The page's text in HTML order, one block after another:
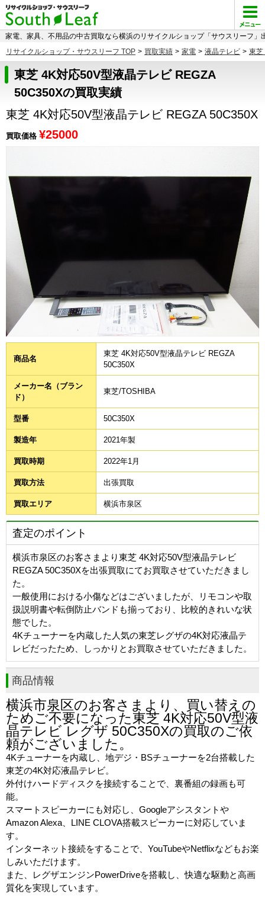
家電、家具、不用品の中古買取なら横浜のリサイクルショップ「サウスリーフ」
リサイクルショップ・サウスリーフ TOP > 買取実績 > 家電 > 液晶テレビ > 東芝
東芝 4K対応50V型液晶テレビ REGZA
50C350Xの買取実績
東芝 4K対応50V型液晶テレビ REGZA 50C350X
買取価格 ¥25000
商品名
東芝 4K対応50V型液晶テレビ REGZA
50C350X
メーカー名（ブラン
ド）
東芝/TOSHIBA
型番 50C350X
製造年 2021年製
買取時期 2022年1月
買取方法 出張買取
買取エリア 横浜市泉区
査定のポイント
横浜市泉区のお客さまより東芝 4K対応50V型液晶テレビ
REGZA 50C350Xを出張買取にてお買取させていただきまし
た。
一般使用における小傷などはございましたが、リモコンや取
扱説明書や転倒防止バンドも揃っており、比較的きれいな状
態でした。
4Kチューナーを内蔵した人気の東芝レグザの4K対応液晶テ
レビだったため、しっかりとお買取させていただきました。
商品情報
横浜市泉区のお客さまより、買い替えの
ためご不要になった東芝 4K対応50V型液
晶テレビ レグザ 50C350Xの買取のご依
頼がございました。
4Kチューナーを内蔵し、地デジ・BSチューナーを2台搭載した
東芝の4K対応液晶テレビ。
外付けハードディスクを接続することで、裏番組の録画も可
能。
スマートスピーカーにも対応し、Googleアシスタントや
Amazon Alexa、LINE CLOVA搭載スピーカーに対応していま
す。
インターネット接続をすることで、YouTubeやNetflixなどもお楽
しみいただけます。
また、レグザエンジンPowerDriveを搭載し、快適な駆動と高画
質化を実現しています。